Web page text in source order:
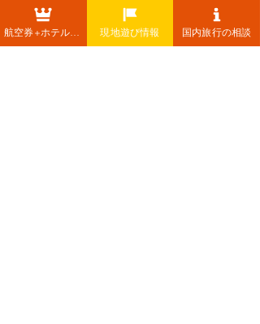
現地遊び情報 国内旅行の相談